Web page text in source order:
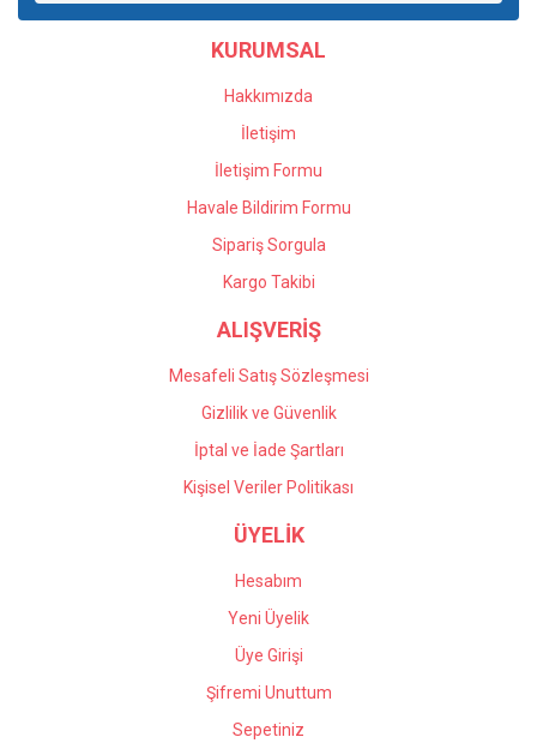
KURUMSAL
Hakkımızda
İletişim
İletişim Formu
Havale Bildirim Formu
Sipariş Sorgula
Kargo Takibi
ALIŞVERİŞ
Mesafeli Satış Sözleşmesi
Gizlilik ve Güvenlik
İptal ve İade Şartları
Kişisel Veriler Politikası
ÜYELİK
Hesabım
Yeni Üyelik
Üye Girişi
Şifremi Unuttum
Sepetiniz